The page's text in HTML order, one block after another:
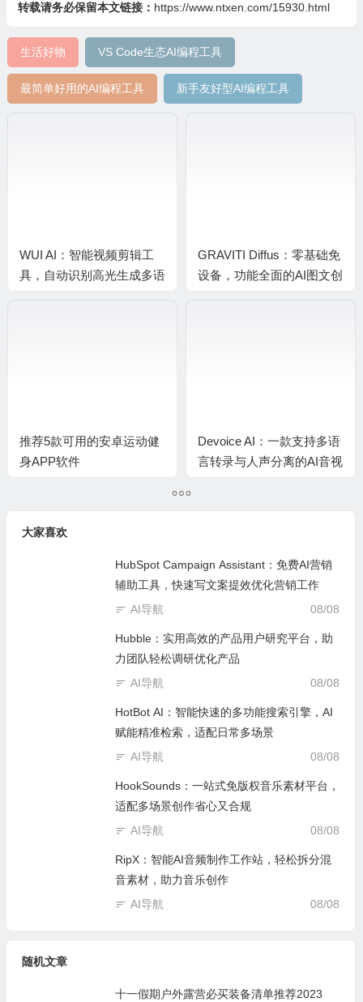
转载请务必保留本文链接： https://www.ntxen.com/15930.html
生活好物 VS Code生态AI编程工具
最简单好用的AI编程工具 新手友好型AI编程工具
WUI AI：智能视频剪辑工
具，自动识别高光生成多语
GRAVITI Diffus：零基础免
设备，功能全面的AI图文创
推荐5款可用的安卓运动健
身APP软件
Devoice AI：一款支持多语
言转录与人声分离的AI音视
大家喜欢
HubSpot Campaign Assistant：免费AI营销
辅助工具，快速写文案提效优化营销工作
08/08
AI导航
Hubble：实用高效的产品用户研究平台，助
力团队轻松调研优化产品
08/08
AI导航
HotBot AI：智能快速的多功能搜索引擎，AI
赋能精准检索，适配日常多场景
08/08
AI导航
HookSounds：一站式免版权音乐素材平台，
适配多场景创作省心又合规
08/08
AI导航
RipX：智能AI音频制作工作站，轻松拆分混
音素材，助力音乐创作
08/08
AI导航
随机文章
十一假期户外露营必买装备清单推荐2023